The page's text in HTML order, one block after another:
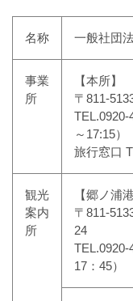
名称 一般社団
事業
所
【本所】
〒811-
TEL.0920-
～17:15）
旅行窓口
観光
案内
所
【郷ノ浦港
〒811-
24
TEL.0920-
17：45）